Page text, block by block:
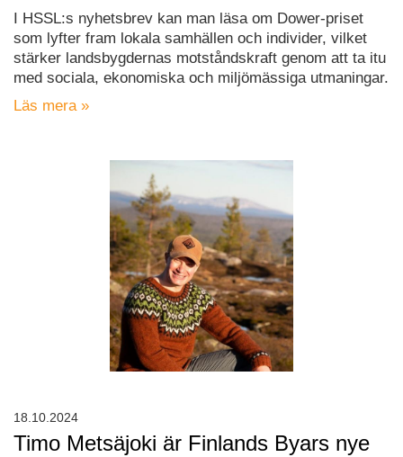
I HSSL:s nyhetsbrev kan man läsa om Dower-priset
som lyfter fram lokala samhällen och individer, vilket
stärker landsbygdernas motståndskraft genom att ta itu
med sociala, ekonomiska och miljömässiga utmaningar.
Läs mera »
Timo Metsäjoki är Finlands Byars nye
18.10.2024